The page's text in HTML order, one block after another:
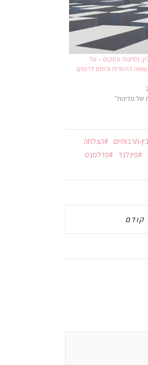
נסיעות עסקים – על
היהודית והיחס לרוסים
של מדינות"
תרבותיים
הצלחה
פינלנד
פרלמנט